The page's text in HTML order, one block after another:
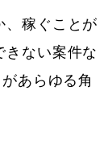
、稼ぐことが
きない案件な
あらゆる角